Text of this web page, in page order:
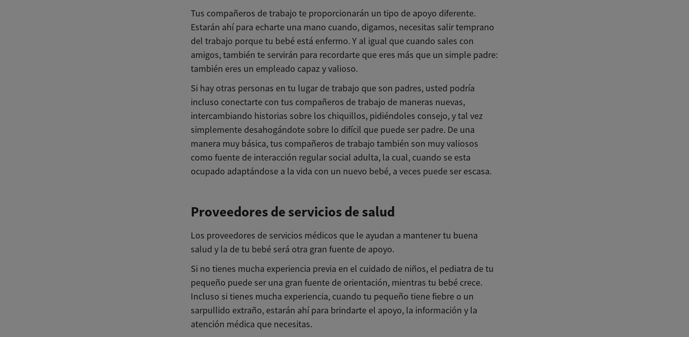
Tus compañeros de trabajo te proporcionarán un tipo de apoyo diferente.
Estarán ahí para echarte una mano cuando, digamos, necesitas salir temprano
del trabajo porque tu bebé está enfermo. Y al igual que cuando sales con
amigos, también te servirán para recordarte que eres más que un simple padre:
también eres un empleado capaz y valioso.
Si hay otras personas en tu lugar de trabajo que son padres, usted podría
incluso conectarte con tus compañeros de trabajo de maneras nuevas,
intercambiando historias sobre los chiquillos, pidiéndoles consejo, y tal vez
simplemente desahogándote sobre lo difícil que puede ser padre. De una
manera muy básica, tus compañeros de trabajo también son muy valiosos
como fuente de interacción regular social adulta, la cual, cuando se esta
ocupado adaptándose a la vida con un nuevo bebé, a veces puede ser escasa.
Proveedores de servicios de salud
Los proveedores de servicios médicos que le ayudan a mantener tu buena
salud y la de tu bebé será otra gran fuente de apoyo.
Si no tienes mucha experiencia previa en el cuidado de niños, el pediatra de tu
pequeño puede ser una gran fuente de orientación, mientras tu bebé crece.
Incluso si tienes mucha experiencia, cuando tu pequeño tiene fiebre o un
sarpullido extraño, estarán ahí para brindarte el apoyo, la información y la
atención médica que necesitas.